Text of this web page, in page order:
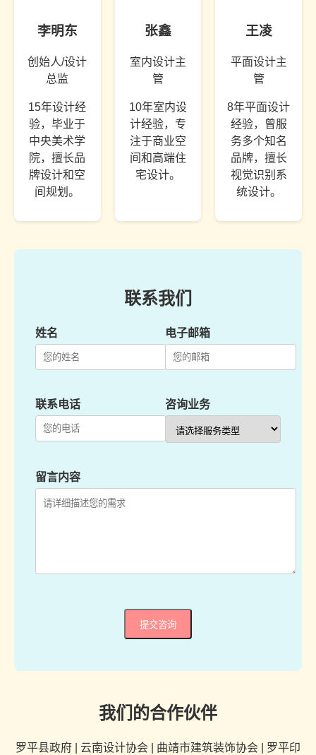
李明东
创始人/设计
总监
15年设计经
验，毕业于
中央美术学
院，擅长品
牌设计和空
间规划。
张鑫
室内设计主
管
10年室内设
计经验，专
注于商业空
间和高端住
宅设计。
王凌
平面设计主
管
8年平面设计
经验，曾服
务多个知名
品牌，擅长
视觉识别系
统设计。
联系我们
姓名 电子邮箱
联系电话 咨询业务
留言内容
提交咨询
我们的合作伙伴
罗平县政府 | 云南设计协会 | 曲靖市建筑装饰协会 | 罗平印